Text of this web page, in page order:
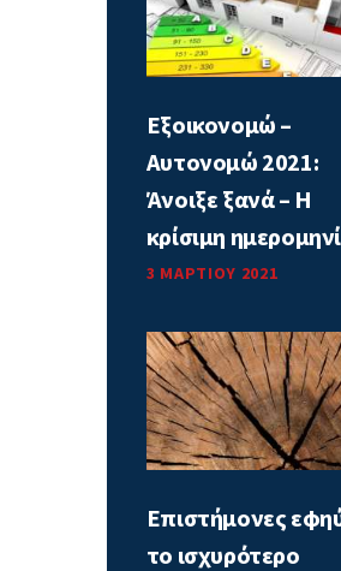
Εξοικονομώ –
Αυτονομώ 2021:
Άνοιξε ξανά – Η
κρίσιμη
3 ΜΑΡΤΊΟΥ 2021
Επιστήμονες
το ισχυρότερο